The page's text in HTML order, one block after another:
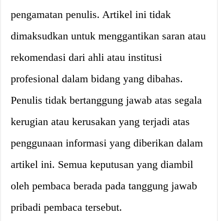
pengamatan penulis. Artikel ini tidak
dimaksudkan untuk menggantikan saran atau
rekomendasi dari ahli atau institusi
profesional dalam bidang yang dibahas.
Penulis tidak bertanggung jawab atas segala
kerugian atau kerusakan yang terjadi atas
penggunaan informasi yang diberikan dalam
artikel ini. Semua keputusan yang diambil
oleh pembaca berada pada tanggung jawab
pribadi pembaca tersebut.